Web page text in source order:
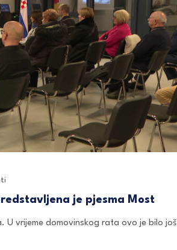
je pjesma Most
U vrijeme domovinskog rata ovo je bilo još